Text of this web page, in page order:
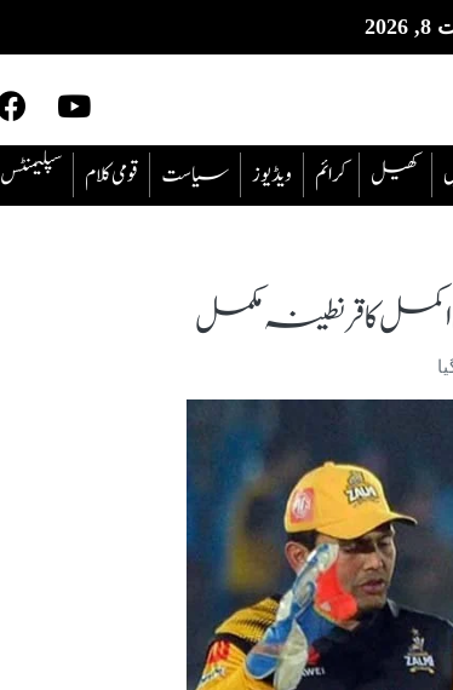
سپلیمنٹس قومی کلام سیاست ویڈیوز ‎کرائم کھیل
اکمل کا قرنطینہ مکمل